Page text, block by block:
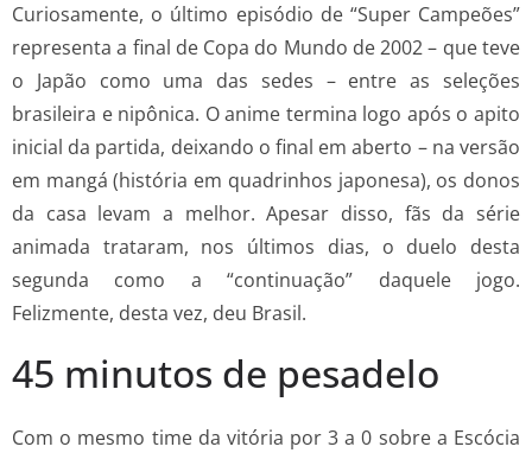
Curiosamente, o último episódio de “Super Campeões”
representa a final de Copa do Mundo de 2002 – que teve
o Japão como uma das sedes – entre as seleções
brasileira e nipônica. O anime termina logo após o apito
inicial da partida, deixando o final em aberto – na versão
em mangá (história em quadrinhos japonesa), os donos
da casa levam a melhor. Apesar disso, fãs da série
animada trataram, nos últimos dias, o duelo desta
segunda como a “continuação” daquele jogo.
Felizmente, desta vez, deu Brasil.
45 minutos de pesadelo
Com o mesmo time da vitória por 3 a 0 sobre a Escócia